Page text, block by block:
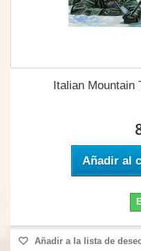
Italian Mountain
Añadir al
Añadir a la lista de